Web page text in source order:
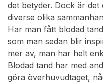
det betyder. Dock är
diverse olika
Har man fått blodad
som man sedan blir
mer av, man har helt
Blodad tand har med
göra överhuvudtaget,